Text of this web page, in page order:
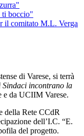
ti boccio"
il comitato M.L. Verga
di Varese, si terrà
incontrano la
e da UCIIM Varese.
della Rete CCdR
dell’I.C. “E.
del progetto.